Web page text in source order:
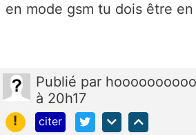
en mode gsm tu dois être en
Publié par
à 20h17
!
citer